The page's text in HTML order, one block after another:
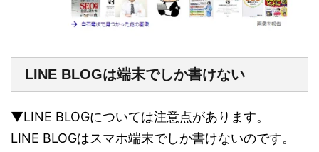
LINE BLOGは端末でしか書けない
▼LINE BLOGについては注意点があります。
LINE BLOGはスマホ端末でしか書けないのです。